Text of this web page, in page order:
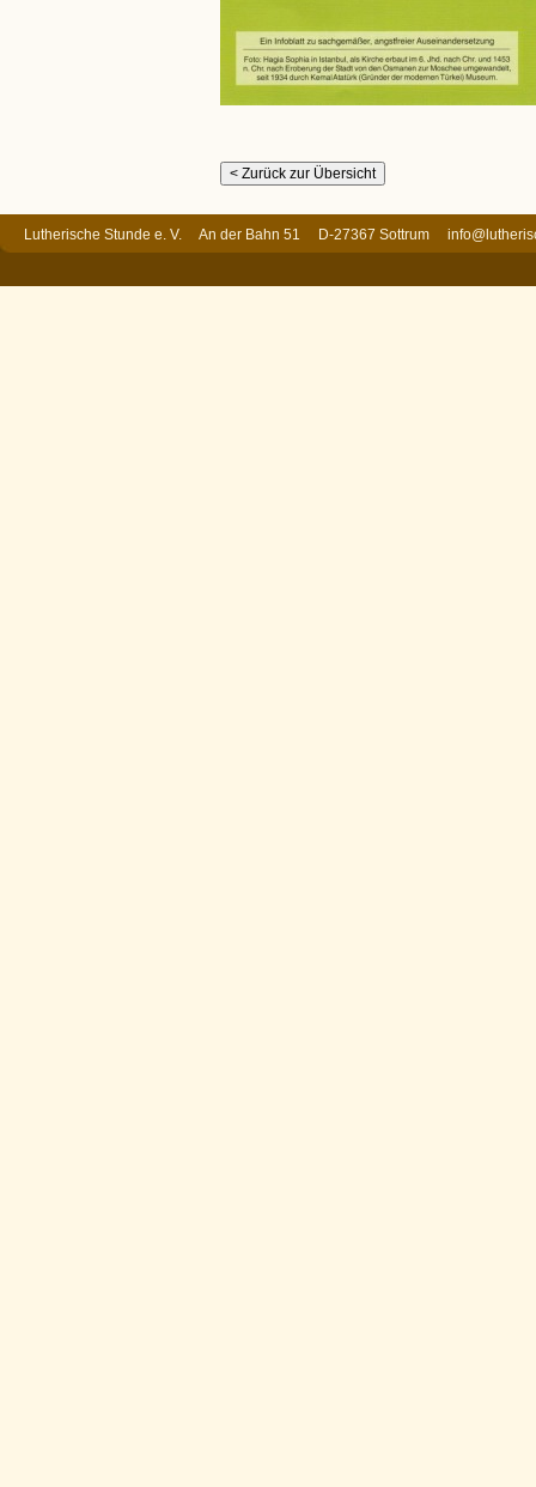
Lutherische Stunde e. V. An der Bahn 51 D-27367 Sottrum